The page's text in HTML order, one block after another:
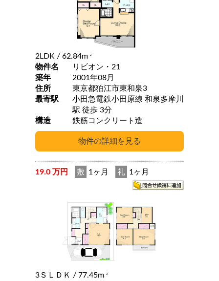
2LDK / 62.84m 2
物件名
リビオン・21
築年
2001年08月
住所
東京都狛江市東和泉3
最寄駅
小田急電鉄小田原線 和泉多摩川
駅 徒歩 3分
構造
鉄筋コンクリート造
19.0 万円 敷 1ヶ月 礼 1ヶ月
3ＳＬＤＫ / 77.45m 2